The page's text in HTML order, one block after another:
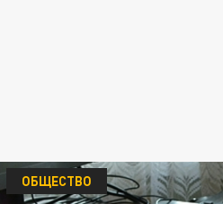
ОБЩЕСТВО